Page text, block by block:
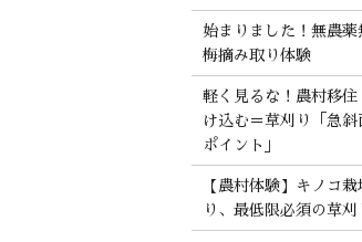
始まりました！無農薬
梅摘み取り体験
軽く見るな！農村移住
け込む＝草刈り「急斜
ポイント」
【農村体験】キノコ栽
り、最低限必須の草刈